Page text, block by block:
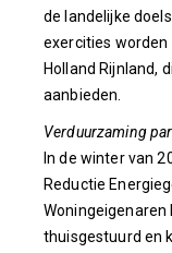
de landelijke
exercities worden
Holland Rijnland,
aanbieden.
Verduurzaming
In de winter van
Reductie
Woningeigenaren
thuisgestuurd en